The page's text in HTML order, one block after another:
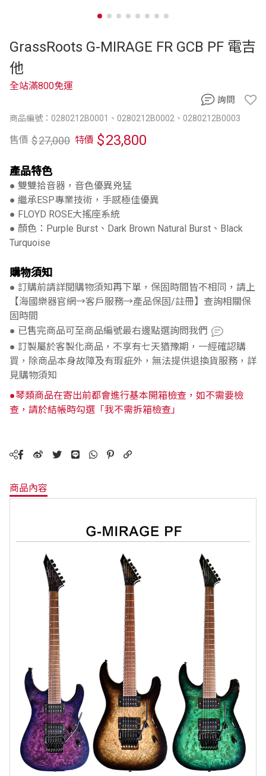
GrassRoots G-MIRAGE FR GCB PF 電吉
他
商品編號：0280212B0001、0280212B0002、0280212B0003
全站滿800免運
售價 $27,000 特價 $23,800
產品特色
● 雙雙拾音器，音色優異兇猛
● 繼承ESP專業技術，手感極佳優異
● FLOYD ROSE大搖座系統
● 顏色：Purple Burst、Dark Brown Natural Burst、Black
Turquoise
購物須知
● 訂購前請詳閱購物須知再下單，保固時間皆不相同，請上
【海國樂器官網→客戶服務→產品保固/註冊】查詢相關保
固時間
● 已售完商品可至商品編號最右邊點選詢問我們
● 訂製屬於客製化商品，不享有七天猶豫期，一經確認購
買，除商品本身故障及有瑕疵外，無法提供退換貨服務，詳
見購物須知
●琴類商品在寄出前都會進行基本開箱檢查，如不需要檢
查，請於結帳時勾選「我不需拆箱檢查」
詢問
商品內容